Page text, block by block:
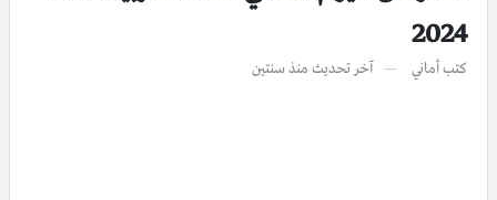
2024
كتبأماني آخر تحديث منذ سنتين